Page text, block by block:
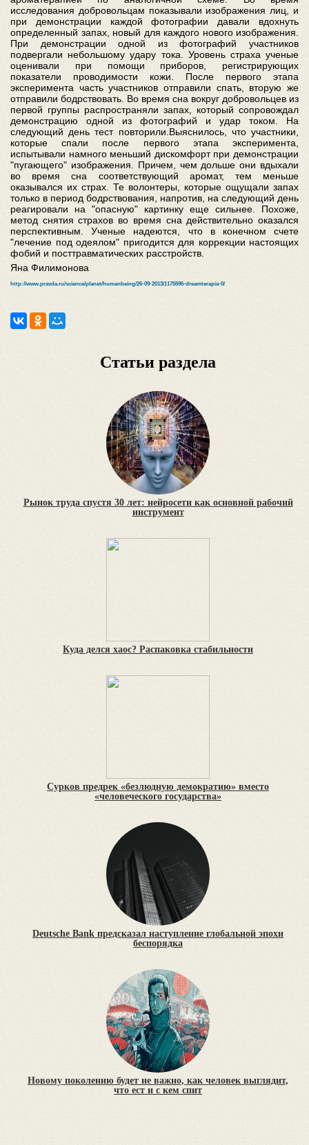
исследования добровольцам показывали изображения лиц, и
при демонстрации каждой фотографии давали вдохнуть
определенный запах, новый для каждого нового изображения.
При демонстрации одной из фотографий участников
подвергали небольшому удару тока. Уровень страха ученые
оценивали при помощи приборов, регистрирующих
показатели проводимости кожи. После первого этапа
эксперимента часть участников отправили спать, вторую же
отправили бодрствовать. Во время сна вокруг добровольцев из
первой группы распространяли запах, который сопровождал
демонстрацию одной из фотографий и удар током. На
следующий день тест повторили.Выяснилось, что участники,
которые спали после первого этапа эксперимента,
испытывали намного меньший дискомфорт при демонстрации
"пугающего" изображения. Причем, чем дольше они вдыхали
во время сна соответствующий аромат, тем меньше
оказывался их страх. Те волонтеры, которые ощущали запах
только в период бодрствования, напротив, на следующий день
реагировали на "опасную" картинку еще сильнее. Похоже,
метод снятия страхов во время сна действительно оказался
перспективным. Ученые надеются, что в конечном счете
"лечение под одеялом" пригодится для коррекции настоящих
фобий и посттравматических расстройств.
Яна Филимонова
http://www.pravda.ru/science/planet/humanbeing/26-09-2013/1175596-dreamterapia-0/
Статьи раздела
Рынок труда спустя 30 лет: нейросети как основной рабочий
инструмент
Куда делся хаос? Распаковка стабильности
Сурков предрек «безлюдную демократию» вместо
«человеческого государства»
Deutsche Bank предсказал наступление глобальной эпохи
беспорядка
Новому поколению будет не важно, как человек выглядит,
что ест и с кем спит